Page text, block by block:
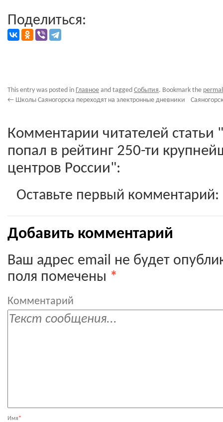
Поделиться:
This entry was posted in Главное and tagged События. Bookmark the
← Школы Саяногорска переходят на электронные дневники
Комментарии читателей статьи
попал в рейтинг 250-ти
центров России":
Оставьте первый комментарий:
Добавить комментарий
Ваш адрес email не будет
поля помечены *
Комментарий
Имя*